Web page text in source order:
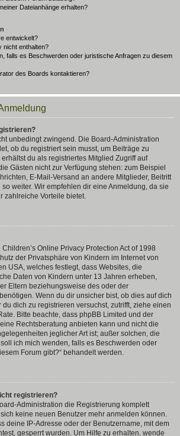
Dateianhänge erhalten?
entwickelt?
nicht enthalten?
falls es Beschwerden oder juristische Anfragen zu diesem
des Boards kontaktieren?
unbedingt zwingend. Die Board-Administration
ob du registriert sein musst, um Beiträge zu
du als registriertes Mitglied Zugriff auf
Gästen nicht zur Verfügung stehen: zum Beispiel
E-Mail-Versand an andere Mitglieder, Beitritt
weiter. Wir empfehlen dir eine Anmeldung, da sie
zahlreiche Vorteile bietet.
Online Privacy Protection Act of 1998
der Privatsphäre von Kindern im Internet von
USA, welches festlegt, dass Websites, die
Daten von Kindern unter 13 Jahren erheben,
Eltern beziehungsweise des oder der
Wenn du dir unsicher bist, ob dies auf dich
dich zu registrieren versuchst, zutrifft, ziehe einen
Bitte beachte, dass phpBB Limited und der
Rechtsberatung anbieten kann und nicht die
jeglicher Art ist; außer solchen, die
ich mich wenden, falls es Beschwerden oder
Forum gibt?“ behandelt werden.
registrieren?
Administration die Registrierung komplett
keine neuen Benutzer mehr anmelden können.
deine IP-Adresse oder der Benutzername, mit dem
gesperrt wurden. Um Hilfe zu erhalten, wende